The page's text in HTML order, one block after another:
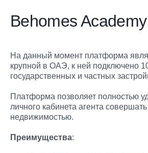
Behomes Academy
На данный момент платформа
крупной в ОАЭ, к ней подключено
государственных и частных
Платформа позволяет полностью
личного кабинета агента
недвижимостью.
Преимущества: